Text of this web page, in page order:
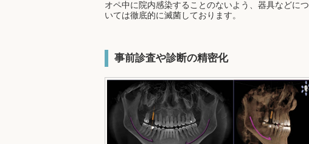
オペ中に院内感染することのないよう、器具などにつ
いては徹底的に滅菌しております。
事前診査や診断の精密化